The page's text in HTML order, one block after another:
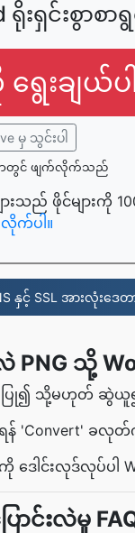
းရှင်းစွာစာ
ေးချယ်ပါ
မှ သွင်းပါ
ြာတွင် ဖျက်လိုက်သည်
းသည် ဖိုင်များကို
လိုက်ပါ။
နှင့် SSL အားလုံးဒေ
PNG သို့
သို့မဟုတ် ဆွဲယူ၍ ချခ
န် 'Convert' ခလုတ်
ေါင်းလုဒ်လုပ်ပါ
ာင်းလဲမှု